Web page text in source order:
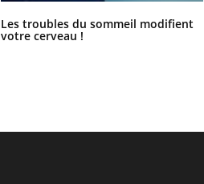
Les troubles du sommeil modifient
votre cerveau !